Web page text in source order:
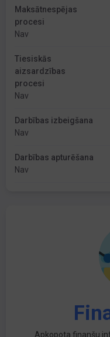
Maksātnespējas
procesi
Nav
Tiesiskās
aizsardzības
procesi
Nav
Darbības izbeigšana
Nav
Darbības apturēšana
Nav
Apkopota finanšu